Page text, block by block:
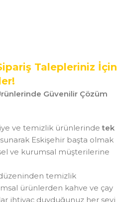
Talepleriniz İçin
Güvenilir Çözüm
ve temizlik ürünlerindetek
sunarak Eskişehir başta olmak
ve kurumsal müşterilerine
düzeninden temizlik
ürünlerden kahve ve çay
ihtiyaç duyduğunuz her şeyi